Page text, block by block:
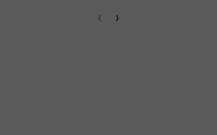
‹ ›